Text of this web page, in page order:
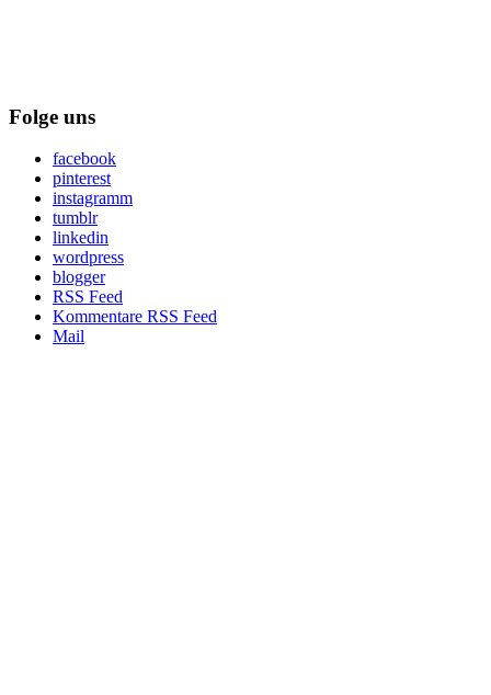
Folge uns
facebook
pinterest
instagramm
tumblr
linkedin
wordpress
blogger
RSS Feed
Kommentare RSS Feed
Mail